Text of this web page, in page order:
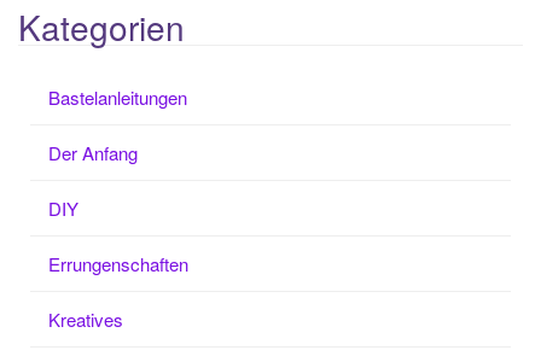
Kategorien
Bastelanleitungen
Der Anfang
DIY
Errungenschaften
Kreatives